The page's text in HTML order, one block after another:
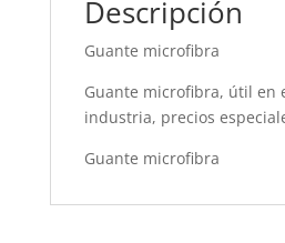
Descripción
Guante microfibra
Guante microfibra, útil en
industria, precios
Guante microfibra